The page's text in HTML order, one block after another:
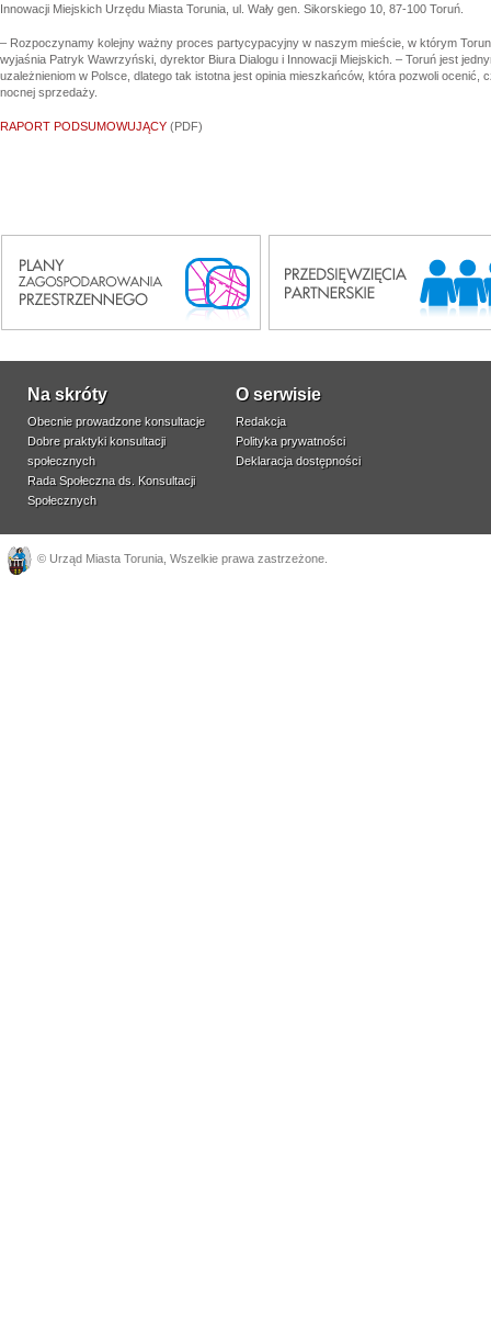
Innowacji Miejskich Urzędu Miasta Torunia, ul. Wały gen. Sikorskiego 10, 87-100 Toruń.
– Rozpoczynamy kolejny ważny proces partycypacyjny w naszym mieście, w którym
wyjaśnia Patryk Wawrzyński, dyrektor Biura Dialogu i Innowacji Miejskich. – Toruń jest
uzależnieniom w Polsce, dlatego tak istotna jest opinia mieszkańców, która pozwoli ocenić,
nocnej sprzedaży.
RAPORT PODSUMOWUJĄCY (PDF)
Na skróty
Obecnie prowadzone konsultacje
Dobre praktyki konsultacji
społecznych
Rada Społeczna ds. Konsultacji
Społecznych
O serwisie
Redakcja
Polityka prywatności
Deklaracja dostępności
© Urząd Miasta Torunia , Wszelkie prawa zastrzeżone.